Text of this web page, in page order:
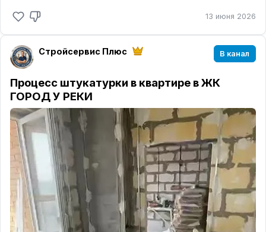
в дальнейшем, в процессе эксплуатации
помещений, гарантируя высокое качество и
долговечность штукатурки.
Исходя из вышеизложенного, на очередном
поверхности зубчатым шпателем было нанесено
20 миллиметровый слой усиленной цементной
штукатурки Vetonit TT 40. Здесь важным
фактором является то, что у неё с монолитным
основанием одинаковые либо похожие линейные
расширения (это способность твердых тел
изменять свои линейные размеры (длину,
ширину, толщину) при изменении окружающей
температуры). Точно так же по аналогичным
соображениям в помещениях повышенной
влажности со стенами из кирпича и газоблока
13 июня 2026
Стройсервис Плюс В канал
Процесс штукатурки в квартире в ЖК
ГОРОД У РЕКИ